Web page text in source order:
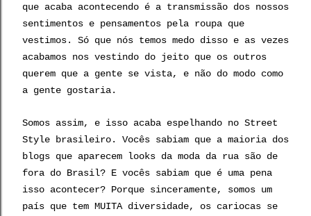
que acaba acontecendo é a transmissão dos nossos
sentimentos e pensamentos pela roupa que
vestimos. Só que nós temos medo disso e as vezes
acabamos nos vestindo do jeito que os outros
querem que a gente se vista, e não do modo como
a gente gostaria.
Somos assim, e isso acaba espelhando no Street
Style brasileiro. Vocês sabiam que a maioria dos
blogs que aparecem looks da moda da rua são de
fora do Brasil? E vocês sabiam que é uma pena
isso acontecer? Porque sinceramente, somos um
país que tem MUITA diversidade, os cariocas se